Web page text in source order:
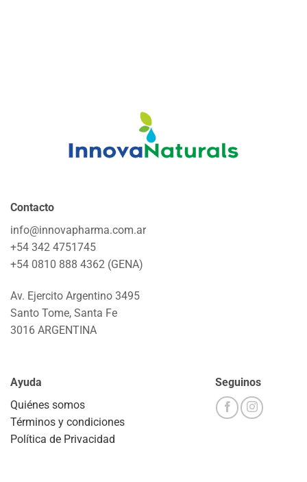
Contacto
info@innovapharma.com.ar
+54 342 4751745
+54 0810 888 4362 (GENA)
Av. Ejercito Argentino 3495
Santo Tome, Santa Fe
3016 ARGENTINA
Ayuda
Quiénes somos
Términos y condiciones
Política de Privacidad
Seguinos